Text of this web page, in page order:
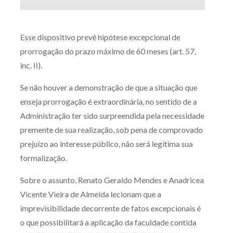
Esse dispositivo prevê hipótese excepcional de
prorrogação do prazo máximo de 60 meses (art. 57,
inc. II).
Se não houver a demonstração de que a situação que
enseja prorrogação é extraordinária, no sentido de a
Administração ter sido surpreendida pela necessidade
premente de sua realização, sob pena de comprovado
prejuízo ao interesse público, não será legítima sua
formalização.
Sobre o assunto, Renato Geraldo Mendes e Anadricea
Vicente Vieira de Almeida lecionam que a
imprevisibilidade decorrente de fatos excepcionais é
o que possibilitará a aplicação da faculdade contida